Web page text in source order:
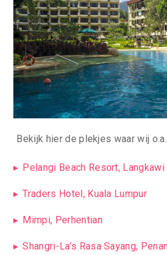
Bekijk hier de plekjes waar wij
Pelangi Beach Resort, Langkawi
Traders Hotel, Kuala Lumpur
Mimpi, Perhentian
Shangri-La’s Rasa Sayang,